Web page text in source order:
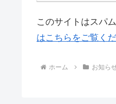
このサイトはスパ
はこちらをご覧く
ホーム お知ら